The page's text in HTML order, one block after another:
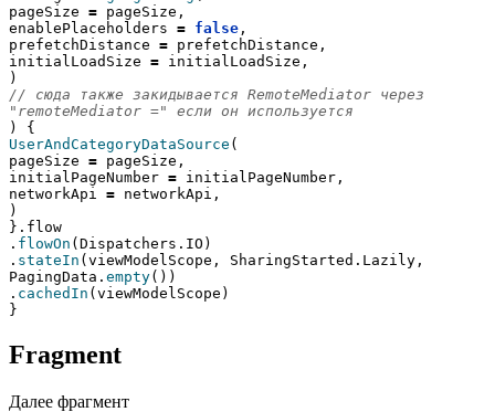
pageSize = pageSize,
enablePlaceholders = false ,
prefetchDistance = prefetchDistance,
initialLoadSize = initialLoadSize,
)
// сюда также закидывается RemoteMediator через
"remoteMediator =" если он используется
) {
UserAndCategoryDataSource (
pageSize = pageSize,
initialPageNumber = initialPageNumber,
networkApi = networkApi,
)
}.flow
. flowOn (Dispatchers.IO)
. stateIn (viewModelScope, SharingStarted.Lazily,
PagingData. empty())
. cachedIn (viewModelScope)
}
Fragment
Далее фрагмент